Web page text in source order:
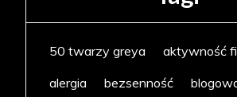
50 twarzy greya
aktywność
alergia
bezsenność